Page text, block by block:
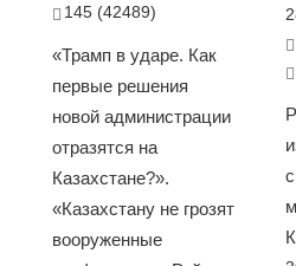
145 (42489)
«Трамп в ударе. Как
первые решения
новой администрации
отразятся на
Казахстане?».
«Казахстану не грозят
вооруженные